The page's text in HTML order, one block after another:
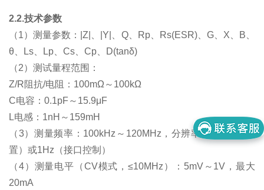
2.2.技术参数
（1）测量参数：|Z|、|Y|、Q、Rp、Rs(ESR)、G、X、B、
θ、Ls、Lp、Cs、Cp、D(tanδ)
（2）测试量程范围：
Z/R阻抗/电阻：100mΩ～100kΩ
C电容：0.1pF～15.9μF
L电感：1nH～159mH
（3）测量频率：100kHz～120MHz，分辨率4位（面板设
置）或1Hz（接口控制）
（4）测量电平（CV模式，≤10MHz）：5mV～1V，最大
20mA